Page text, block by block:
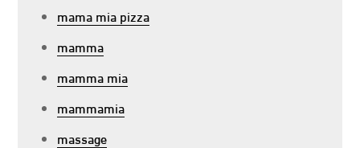
mama mia pizza
mamma
mamma mia
mammamia
massage